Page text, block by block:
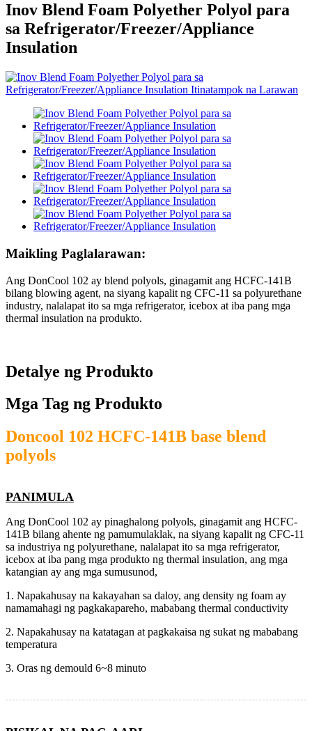
Inov Blend Foam Polyether Polyol para
sa Refrigerator/Freezer/Appliance
Insulation
Maikling Paglalarawan:
Ang DonCool 102 ay blend polyols, ginagamit ang HCFC-141B
bilang blowing agent, na siyang kapalit ng CFC-11 sa polyurethane
industry, nalalapat ito sa mga refrigerator, icebox at iba pang mga
thermal insulation na produkto.
Detalye ng Produkto
Mga Tag ng Produkto
Doncool 102 HCFC-141B base blend
polyols
PANIMULA
Ang DonCool 102 ay pinaghalong polyols, ginagamit ang HCFC-
141B bilang ahente ng pamumulaklak, na siyang kapalit ng CFC-11
sa industriya ng polyurethane, nalalapat ito sa mga refrigerator,
icebox at iba pang mga produkto ng thermal insulation, ang mga
katangian ay ang mga sumusunod,
1. Napakahusay na kakayahan sa daloy, ang density ng foam ay
namamahagi ng pagkakapareho, mababang thermal conductivity
2. Napakahusay na katatagan at pagkakaisa ng sukat ng mababang
temperatura
3. Oras ng demould 6~8 minuto